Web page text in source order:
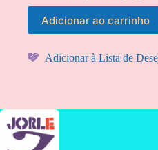
Adicionar ao carrinho
Adicionar à Lista de